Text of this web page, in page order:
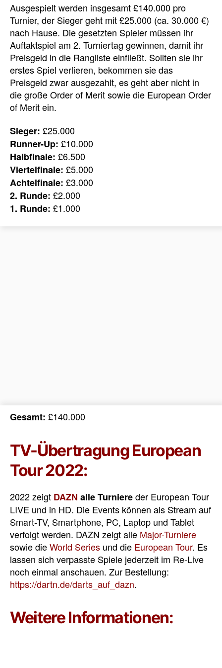
Ausgespielt werden insgesamt £140.000 pro
Turnier, der Sieger geht mit £25.000 (ca. 30.000 €)
nach Hause. Die gesetzten Spieler müssen ihr
Auftaktspiel am 2. Turniertag gewinnen, damit ihr
Preisgeld in die Rangliste einfließt. Sollten sie ihr
erstes Spiel verlieren, bekommen sie das
Preisgeld zwar ausgezahlt, es geht aber nicht in
die große Order of Merit sowie die European Order
of Merit ein.
Sieger: £25.000
Runner-Up: £10.000
Halbfinale: £6.500
Viertelfinale: £5.000
Achtelfinale: £3.000
2. Runde: £2.000
1. Runde: £1.000
Gesamt: £140.000
TV-Übertragung European
Tour 2022:
2022 zeigt DAZN alle Turniereder European Tour
LIVE und in HD. Die Events können als Stream auf
Smart-TV, Smartphone, PC, Laptop und Tablet
verfolgt werden. DAZN zeigt alle Major-Turniere
sowie dieWorld Series und die European Tour. Es
lassen sich verpasste Spiele jederzeit im Re-Live
noch einmal anschauen. Zur Bestellung:
https://dartn.de/darts_auf_dazn.
Weitere Informationen: